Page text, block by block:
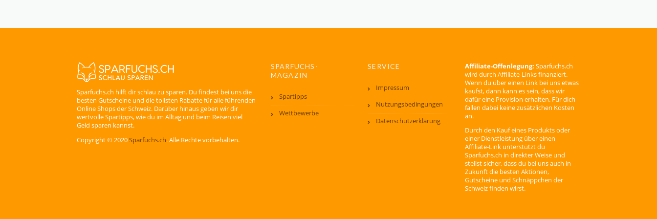
Sparfuchs.ch hilft dir schlau zu sparen. Du findest bei uns die
besten Gutscheine und die tollsten Rabatte für alle führenden
Online Shops der Schweiz. Darüber hinaus geben wir dir
wertvolle Spartipps, wie du im Alltag und beim Reisen viel
Geld sparen kannst.
Copyright © 2020Sparfuchs.ch. Alle Rechte vorbehalten.
SPARFUCHS-
MAGAZIN
Spartipps
Wettbewerbe
SERVICE
Impressum
Nutzungsbedingungen
Datenschutzerklärung
Affiliate-Offenlegung: Sparfuchs.ch
wird durch Affiliate-Links finanziert.
Wenn du über einen Link bei uns etwas
kaufst, dann kann es sein, dass wir
dafür eine Provision erhalten. Für dich
fallen dabei keine zusätzlichen Kosten
an.
Durch den Kauf eines Produkts oder
einer Dienstleistung über einen
Affiliate-Link unterstützt du
Sparfuchs.ch in direkter Weise und
stellst sicher, dass du bei uns auch in
Zukunft die besten Aktionen,
Gutscheine und Schnäppchen der
Schweiz finden wirst.